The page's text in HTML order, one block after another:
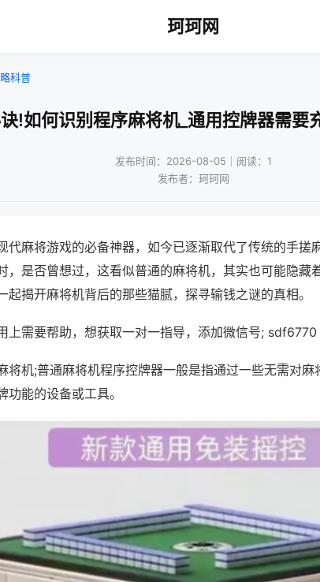
珂珂网
科普
!如何识别程序麻将机_通用控牌器需要
发布时间：2026-08-05｜阅读：1
发布者：珂珂网
代麻将游戏的必备神器，如今已逐渐取代了传统的手搓
，是否曾想过，这看似普通的麻将机，其实也可能隐藏
起揭开麻将机背后的那些猫腻，探寻输钱之谜的真相。
上需要帮助，想获取一对一指导，添加微信号; sdf6770
将机;普通麻将机程序控牌器一般是指通过一些无需对
功能的设备或工具。